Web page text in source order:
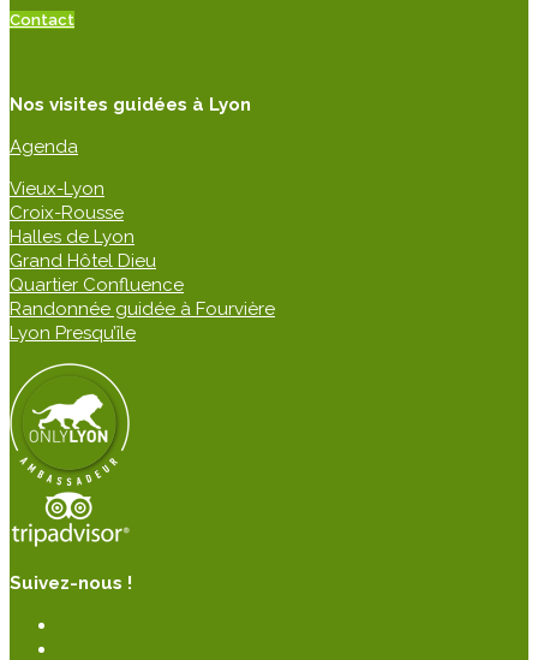
Contact
Nos visites guidées à Lyon
Agenda
Vieux-Lyon
Croix-Rousse
Halles de Lyon
Grand Hôtel Dieu
Quartier Confluence
Randonnée guidée à Fourvière
Lyon Presqu’île
Suivez-nous !